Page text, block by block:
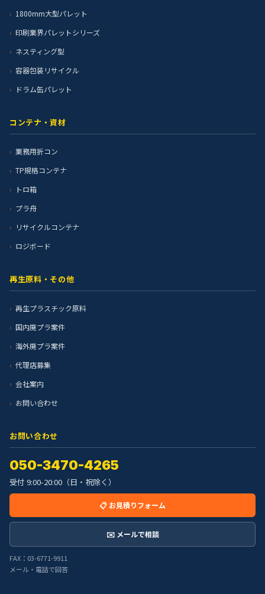
1800mm大型パレット
印刷業界パレットシリーズ
ネスティング型
容器包装リサイクル
ドラム缶パレット
コンテナ・資材
業務用折コン
TP規格コンテナ
トロ箱
プラ舟
リサイクルコンテナ
ロジボード
再生原料・その他
再生プラスチック原料
国内廃プラ案件
海外廃プラ案件
代理店募集
会社案内
お問い合わせ
お問い合わせ
050-3470-4265
受付 9:00-20:00（日・祝除く）
📋 お見積りフォーム
✉️ メールで相談
FAX：03-6771-9911
メール・電話で回答